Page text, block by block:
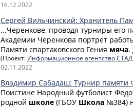
16.12.2022
Сергей Вильчинский: Хранитель
...Черенкове, проводя турниры его
Академии Черенкова портрет
Памяти спартаковского Гения мяча.
(Проект: Информационное агентство
02.11.2022
Владимир Сабадаш: Турнир памяти
Поистине Народный футболист
родной школе (ГБОУ Школа №384)